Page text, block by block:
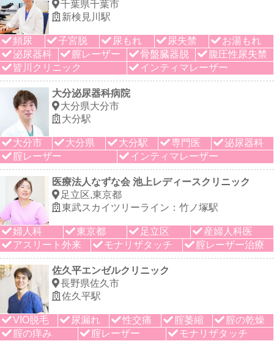
千葉県千葉市
新検見川駅
頻尿 子宮脱 尿もれ 尿失禁
お湯もれ
泌尿器科
膣レーザー 骨盤臓器脱
腹圧性尿失禁
皆川クリニック
インティマレーザー
大分泌尿器科病院
大分県大分市
大分駅
大分市 大分県 大分駅 専門医
泌尿器科
腟レーザー
インティマレーザー
医療法人なずな会 池上レディースクリニック
足立区,東京都
東武スカイツリーライン：竹ノ塚駅
婦人科 東京都 足立区
産婦人科医
アスリート外来
モナリザタッチ 腟レーザー治療
佐久平エンゼルクリニック
長野県佐久市
佐久平駅
VIO脱毛 尿漏れ 性交痛 腟萎縮
腟の乾燥
腟の痒み
腟レーザー モナリザタッチ